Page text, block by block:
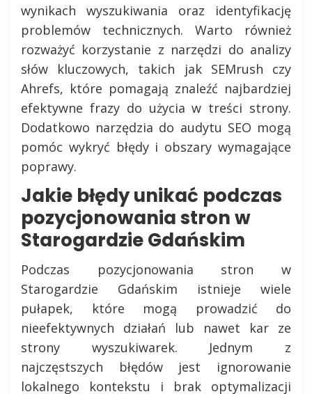
wynikach wyszukiwania oraz identyfikację
problemów technicznych. Warto również
rozważyć korzystanie z narzędzi do analizy
słów kluczowych, takich jak SEMrush czy
Ahrefs, które pomagają znaleźć najbardziej
efektywne frazy do użycia w treści strony.
Dodatkowo narzędzia do audytu SEO mogą
pomóc wykryć błędy i obszary wymagające
poprawy.
Jakie błędy unikać podczas
pozycjonowania stron w
Starogardzie Gdańskim
Podczas pozycjonowania stron w
Starogardzie Gdańskim istnieje wiele
pułapek, które mogą prowadzić do
nieefektywnych działań lub nawet kar ze
strony wyszukiwarek. Jednym z
najczęstszych błędów jest ignorowanie
lokalnego kontekstu i brak optymalizacji